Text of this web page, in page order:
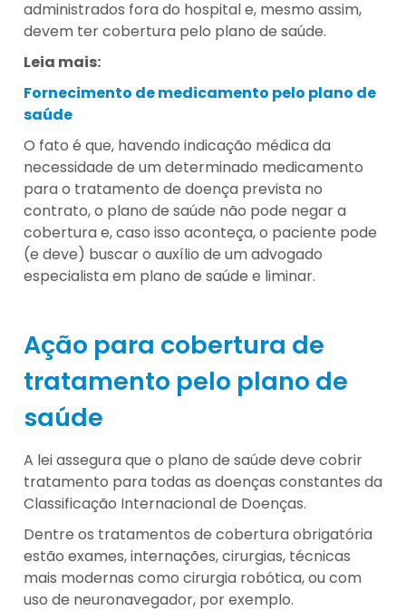
administrados fora do hospital e, mesmo assim,
devem ter cobertura pelo plano de saúde.
Leia mais:
Fornecimento de medicamento pelo plano de
saúde
O fato é que, havendo indicação médica da
necessidade de um determinado medicamento
para o tratamento de doença prevista no
contrato, o plano de saúde não pode negar a
cobertura e, caso isso aconteça, o paciente pode
(e deve) buscar o auxílio de um advogado
especialista em plano de saúde e liminar.
Ação para cobertura de
tratamento pelo plano de
saúde
A lei assegura que o plano de saúde deve cobrir
tratamento para todas as doenças constantes da
Classificação Internacional de Doenças.
Dentre os tratamentos de cobertura obrigatória
estão exames, internações, cirurgias, técnicas
mais modernas como cirurgia robótica, ou com
uso de neuronavegador, por exemplo.